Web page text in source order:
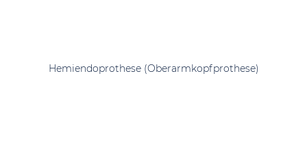
Hemiendoprothese (Oberarmkopfprothese)